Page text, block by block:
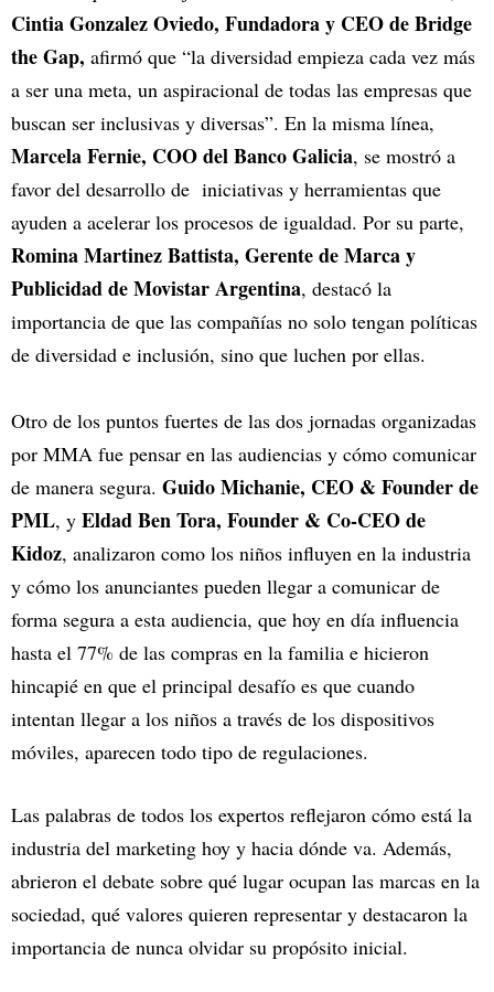
Cintia Gonzalez Oviedo, Fundadora y CEO de Bridge
the Gap, afirmó que “la diversidad empieza cada vez más
a ser una meta, un aspiracional de todas las empresas que
buscan ser inclusivas y diversas”. En la misma línea,
Marcela Fernie, COO del Banco Galicia, se mostró a
favor del desarrollo de iniciativas y herramientas que
ayuden a acelerar los procesos de igualdad. Por su parte,
Romina Martinez Battista, Gerente de Marca y
Publicidad de Movistar Argentina, destacó la
importancia de que las compañías no solo tengan políticas
de diversidad e inclusión, sino que luchen por ellas.
Otro de los puntos fuertes de las dos jornadas organizadas
por MMA fue pensar en las audiencias y cómo comunicar
de manera segura. Guido Michanie, CEO & Founder de
PML, y Eldad Ben Tora, Founder & Co-CEO de
Kidoz, analizaron como los niños influyen en la industria
y cómo los anunciantes pueden llegar a comunicar de
forma segura a esta audiencia, que hoy en día influencia
hasta el 77% de las compras en la familia e hicieron
hincapié en que el principal desafío es que cuando
intentan llegar a los niños a través de los dispositivos
móviles, aparecen todo tipo de regulaciones.
Las palabras de todos los expertos reflejaron cómo está la
industria del marketing hoy y hacia dónde va. Además,
abrieron el debate sobre qué lugar ocupan las marcas en la
sociedad, qué valores quieren representar y destacaron la
importancia de nunca olvidar su propósito inicial.